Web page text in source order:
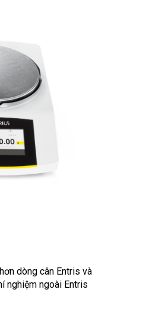
dòng cân Entris và
nghiệm ngoài Entris